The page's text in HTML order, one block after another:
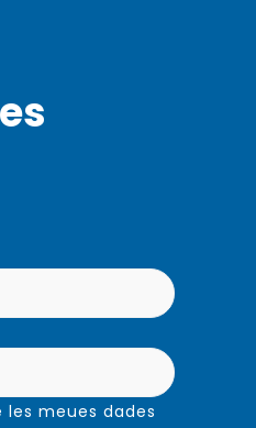
les meues dades